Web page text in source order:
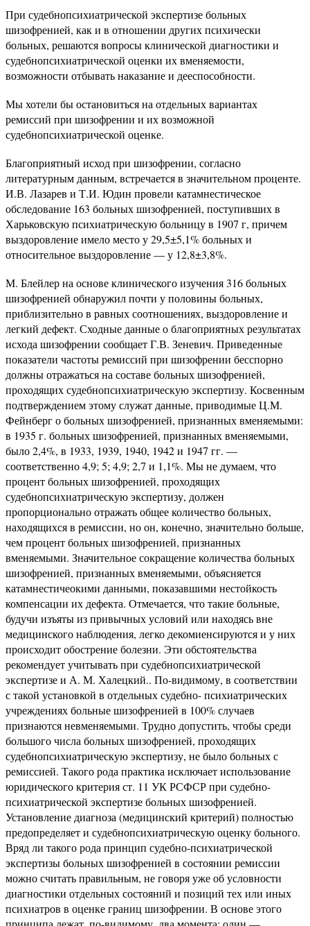
При судебнопсихиатрической экспертизе больных
шизофренией, как и в отношении других психически
больных, решаются вопросы клинической диагностики и
судебнопсихиатрической оценки их вменяемости,
возможности отбывать наказание и дееспособности.
Мы хотели бы остановиться на отдельных вариантах
ремиссий при шизофрении и их возможной
судебнопсихиатрической оценке.
Благоприятный исход при шизофрении, согласно
литературным данным, встречается в значительном проценте.
И.В. Лазарев и Т.И. Юдин провели катамнестическое
обследование 163 больных шизофренией, поступивших в
Харьковскую психиатрическую больницу в 1907 г, причем
выздоровление имело место у 29,5±5,1% больных и
относительное выздоровление — у 12,8±3,8%.
М. Блейлер на основе клинического изучения 316 больных
шизофренией обнаружил почти у половины больных,
приблизительно в равных соотношениях, выздоровление и
легкий дефект. Сходные данные о благоприятных результатах
исхода шизофрении сообщает Г.В. Зеневич. Приведенные
показатели частоты ремиссий при шизофрении бесспорно
должны отражаться на составе больных шизофренией,
проходящих судебнопсихиатрическую экспертизу. Косвенным
подтверждением этому служат данные, приводимые Ц.М.
Фейнберг о больных шизофренией, признанных вменяемыми:
в 1935 г. больных шизофренией, признанных вменяемыми,
было 2,4%, в 1933, 1939, 1940, 1942 и 1947 гг. —
соответственно 4,9; 5; 4,9; 2,7 и 1,1%. Мы не думаем, что
процент больных шизофренией, проходящих
судебнопсихиатрическую экспертизу, должен
пропорционально отражать общее количество больных,
находящихся в ремиссии, но он, конечно, значительно больше,
чем процент больных шизофренией, признанных
вменяемыми. Значительное сокращение количества больных
шизофренией, признанных вменяемыми, объясняется
катамнестичеокими данными, показавшими нестойкость
компенсации их дефекта. Отмечается, что такие больные,
будучи изъяты из привычных условий или находясь вне
медицинского наблюдения, легко декомиенсируются и у них
происходит обострение болезни. Эти обстоятельства
рекомендует учитывать при судебнопсихиатрической
экспертизе и А. М. Халецкий.. По-видимому, в соответствии
с такой установкой в отдельных судебно- психиатрических
учреждениях больные шизофренией в 100% случаев
признаются невменяемыми. Трудно допустить, чтобы среди
большого числа больных шизофренией, проходящих
судебнопсихиатрическую экспертизу, не было больных с
ремиссией. Такого рода практика исключает использование
юридического критерия ст. 11 УК РСФСР при судебно-
психиатрической экспертизе больных шизофренией.
Установление диагноза (медицинский критерий) полностью
предопределяет и судебнопсихиатрическую оценку больного.
Вряд ли такого рода принцип судебно-психиатрической
экспертизы больных шизофренией в состоянии ремиссии
можно считать правильным, не говоря уже об условности
диагностики отдельных состояний и позиций тех или иных
психиатров в оценке границ шизофрении. В основе этого